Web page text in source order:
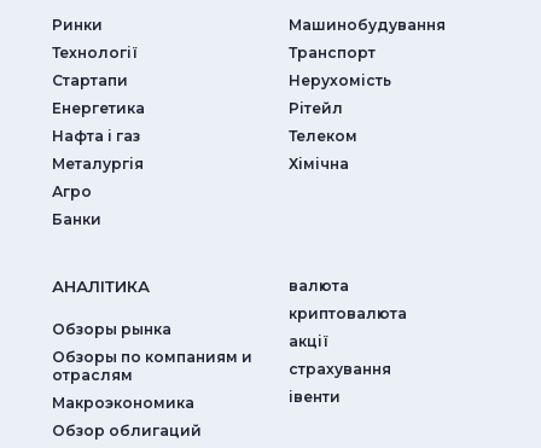
Ринки
Технології
Стартапи
Енергетика
Нафта і газ
Металургія
Агро
Банки
Машинобудування
Транспорт
Нерухомість
Рітейл
Телеком
Хімічна
АНАЛIТИКА
Обзоры рынка
Обзоры по компаниям и
отраслям
Макроэкономика
Обзор облигаций
валюта
криптовалюта
акції
страхування
iвенти